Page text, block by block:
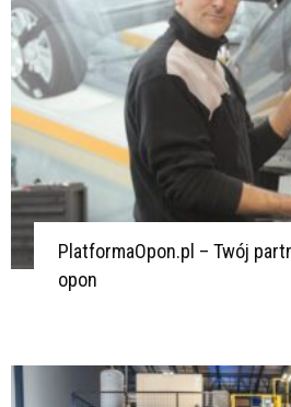
PlatformaOpon.pl – Twój
opon